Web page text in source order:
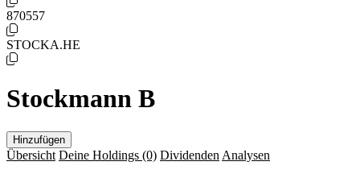
870557
STOCKA.HE
Stockmann B
Hinzufügen
Übersicht Deine Holdings (0) Dividenden Analysen